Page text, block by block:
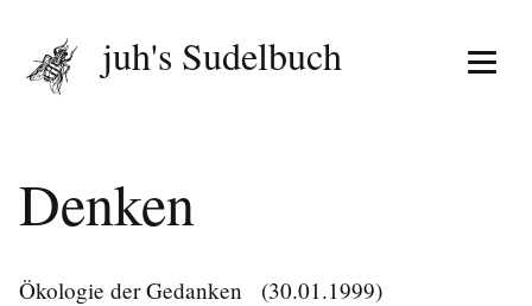
Menü
juh's Sudelbuch
Denken
Ökologie der Gedanken
(30.01.1999)